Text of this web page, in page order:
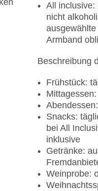
All inclusive:
nicht
Armband
Beschreibung
Frühstück:
Snacks:
bei All
inklusive
Getränke:
Weinprobe: